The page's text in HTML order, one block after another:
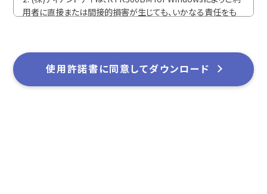
用者に直接または間接的損害が生じても、いかなる責任をも
す。その場合、RTR500BM for Windowsをご利用いただけな
かったり、ご利用者の方に直接または間接的損害が生じた場合
使用許諾書に同意してダウンロード